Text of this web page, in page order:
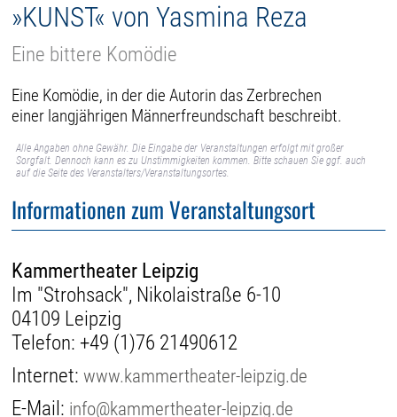
»KUNST« von Yasmina Reza
Eine bittere Komödie
Eine Komödie, in der die Autorin das Zerbrechen
einer langjährigen Männerfreundschaft beschreibt.
Alle Angaben ohne Gewähr. Die Eingabe der Veranstaltungen erfolgt mit großer
Sorgfalt. Dennoch kann es zu Unstimmigkeiten kommen. Bitte schauen Sie ggf. auch
auf die Seite des Veranstalters/Veranstaltungsortes.
Informationen zum Veranstaltungsort
Kammertheater Leipzig
Im "Strohsack", Nikolaistraße 6-10
04109 Leipzig
Telefon: +49 (1)76 21490612
Internet:www.kammertheater-leipzig.de
E-Mail: info@kammertheater-leipzig.de